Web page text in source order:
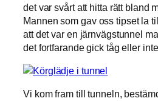
det var svårt att hitta rätt bland
Mannen som gav oss tipset la
att det var en järnvägstunnel
det fortfarande gick tåg eller
Vi kom fram till tunneln,